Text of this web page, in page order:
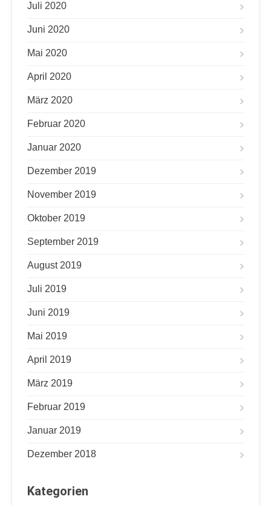
Juli 2020
Juni 2020
Mai 2020
April 2020
März 2020
Februar 2020
Januar 2020
Dezember 2019
November 2019
Oktober 2019
September 2019
August 2019
Juli 2019
Juni 2019
Mai 2019
April 2019
März 2019
Februar 2019
Januar 2019
Dezember 2018
Kategorien